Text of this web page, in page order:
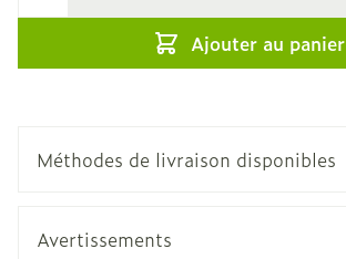
Ajouter au panier
Méthodes de livraison disponibles
Avertissements